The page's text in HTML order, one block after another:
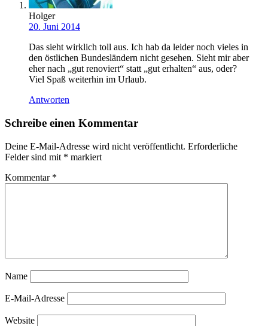
Holger
20. Juni 2014
Das sieht wirklich toll aus. Ich hab da leider noch vieles in
den östlichen Bundesländern nicht gesehen. Sieht mir aber
eher nach „gut renoviert“ statt „gut erhalten“ aus, oder?
Viel Spaß weiterhin im Urlaub.
Antworten
Schreibe einen Kommentar
Deine E-Mail-Adresse wird nicht veröffentlicht. Erforderliche
Felder sind mit * markiert
Kommentar *
Name
E-Mail-Adresse
Website